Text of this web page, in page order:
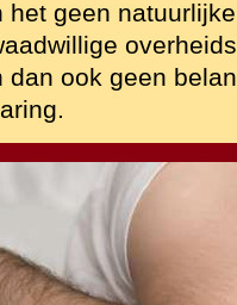
het geen
ook geen